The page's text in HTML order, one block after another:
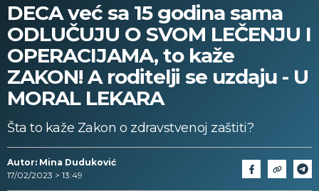
DECA već sa 15 godina sama
ODLUČUJU O SVOM LEČENJU I
OPERACIJAMA, to kaže
ZAKON! A roditelji se uzdaju - U
MORAL LEKARA
Šta to kaže Zakon o zdravstvenoj zaštiti?
Autor: Mina Duduković
17/02/2023 > 13:49